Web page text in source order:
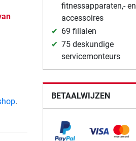
.
fitnessapparaten,- en
accessoires
69 filialen
75 deskundige
servicemonteurs
BETAALWIJZEN